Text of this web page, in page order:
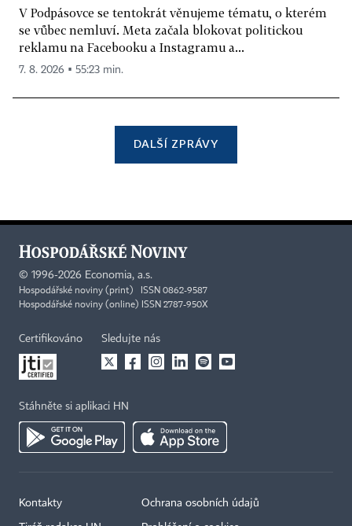
V Podpásovce se tentokrát věnujeme tématu, o kterém
se vůbec nemluví. Meta začala blokovat politickou
reklamu na Facebooku a Instagramu a...
7. 8. 2026 ▪ 55:23 min.
DALŠÍ ZPRÁVY
© 1996-2026 Economia, a.s.
Hospodářské noviny (print) ISSN 0862-9587
Hospodářské noviny (online) ISSN 2787-950X
Certifikováno Sledujte nás
Stáhněte si aplikaci HN
Kontakty Ochrana osobních údajů